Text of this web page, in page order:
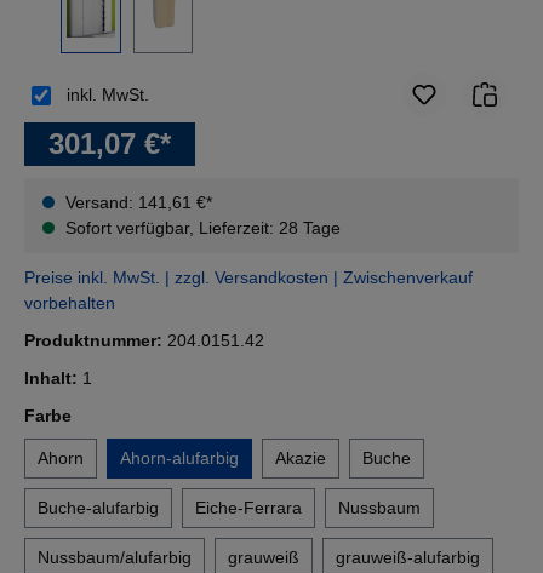
301,07 €*
Versand: 141,61 €*
Sofort verfügbar, Lieferzeit: 28 Tage
inkl. MwSt.
Preise inkl. MwSt. | zzgl. Versandkosten | Zwischenverkauf
vorbehalten
Produktnummer: 204.0151.42
Inhalt: 1
Farbeauswählen
Ahorn Ahorn-alufarbig Akazie Buche
Buche-alufarbig Eiche-Ferrara Nussbaum
Nussbaum/alufarbig grauweiß grauweiß-alufarbig